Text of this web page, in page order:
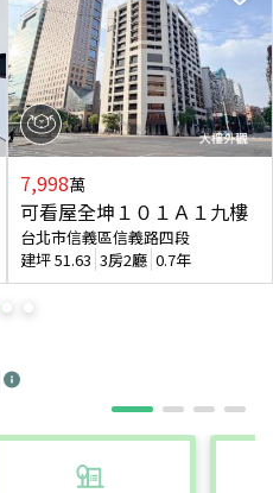
7,998萬
可看屋全坤１０１Ａ１九樓
台北市信義區信義路四段
建坪51.63 3房2廳 0.7年